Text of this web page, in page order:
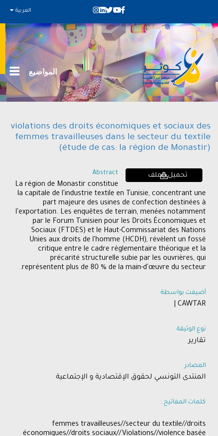
العربية
المواضيع
violations des droits économiques et sociaux des
femmes travailleuses dans le secteur du textile
(étude de cas: la région de Monastir)
تحميل الملف Abstract
La région de Monastir constitue
la capitale de l'industrie textile en Tunisie, concentrant une
part majeure des usines de confection destinées à
l'exportation. Les enquêtes de terrain, menées notamment
par le Forum Tunisien pour les Droits Économiques et
Sociaux (FTDES) et le Haut-Commissariat des Nations
Unies aux droits de l'homme (HCDH), révèlent un fossé
critique entre le cadre réglementaire théorique et la
précarité structurelle subie par les ouvrières, qui
représentent plus de 80 % de la main-d'œuvre du secteur.
أضيفت بواسطة
CAWTAR |
نوع الوثيقة
تقارير
المصادر
المنتدى التونسي لحقوق الإقتصادية و الإجتماعية
كلمات المفاتيح :
femmes travailleuses//secteur du textile//droits
économiques//droits sociaux//Violations//violence basée